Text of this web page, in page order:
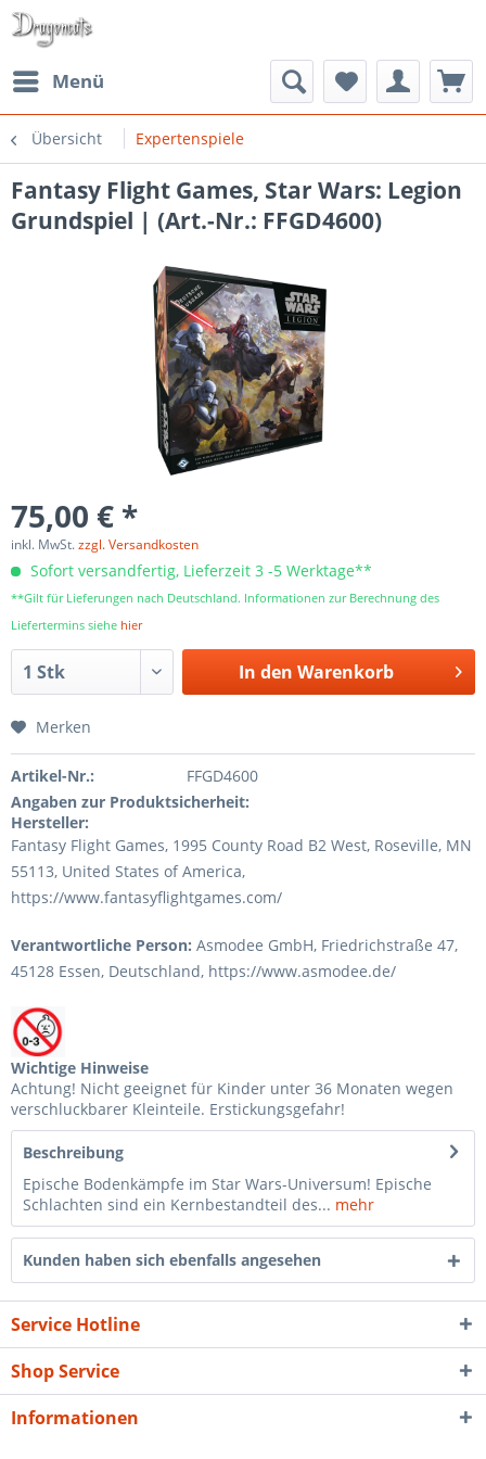
Menü
Übersicht Expertenspiele
Fantasy Flight Games, Star Wars: Legion
Grundspiel | (Art.-Nr.: FFGD4600)
75,00 € *
inkl. MwSt.zzgl. Versandkosten
Sofort versandfertig, Lieferzeit 3 -5 Werktage**
**Gilt für Lieferungen nach Deutschland. Informationen zur Berechnung des
Liefertermins siehe hier
In den Warenkorb
Merken
Artikel-Nr.:
FFGD4600
Angaben zur Produktsicherheit:
Hersteller:
Fantasy Flight Games, 1995 County Road B2 West, Roseville, MN
55113, United States of America,
https://www.fantasyflightgames.com/
Verantwortliche Person: Asmodee GmbH, Friedrichstraße 47,
45128 Essen, Deutschland, https://www.asmodee.de/
Wichtige Hinweise
Achtung! Nicht geeignet für Kinder unter 36 Monaten wegen
verschluckbarer Kleinteile. Erstickungsgefahr!
Beschreibung
Epische Bodenkämpfe im Star Wars-Universum! Epische
Schlachten sind ein Kernbestandteil des... mehr
Kunden haben sich ebenfalls angesehen
Service Hotline
Shop Service
Informationen